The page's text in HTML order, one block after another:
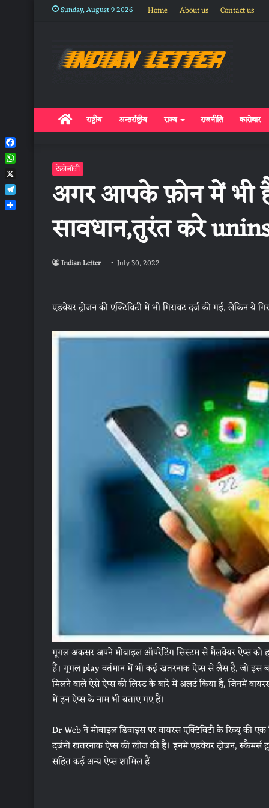
Sunday, August 9 2026 Home About us Contact us
Homeराष्ट्रीय अन्तर्राष्ट्रीय राज्य राजनीति कारोबार
टेक्नोलॉजी
अगर आपके फ़ोन में भी
सावधान,तुरंत करे
Indian Letter July 30, 2022
एडवेयर ट्रोजन की एक्टिविटी में भी गिरावट दर्ज की गई, लेकिन ये
गूगल अकसर अपने मोबाइल ऑपरेटिंग सिस्टम से मैलवेयर ऐप्स को
हैं। गूगल play वर्तमान में भी कई खतरनाक ऐप्स से लैस है, जो इस
मिलने वाले ऐसे ऐप्स की लिस्ट के बारे में अलर्ट किया है, जिनमें
में इन ऐप्स के नाम भी बताए गए हैं।
Dr Web ने मोबाइल डिवाइस पर वायरस एक्टिविटी के रिव्यू की
दर्जनों खतरनाक ऐप्स की खोज की है। इनमें एडवेयर ट्रोजन, स्कैमर्स
सहित कई अन्य ऐप्स शामिल हैं
Facebook
WhatsApp
X
Telegram